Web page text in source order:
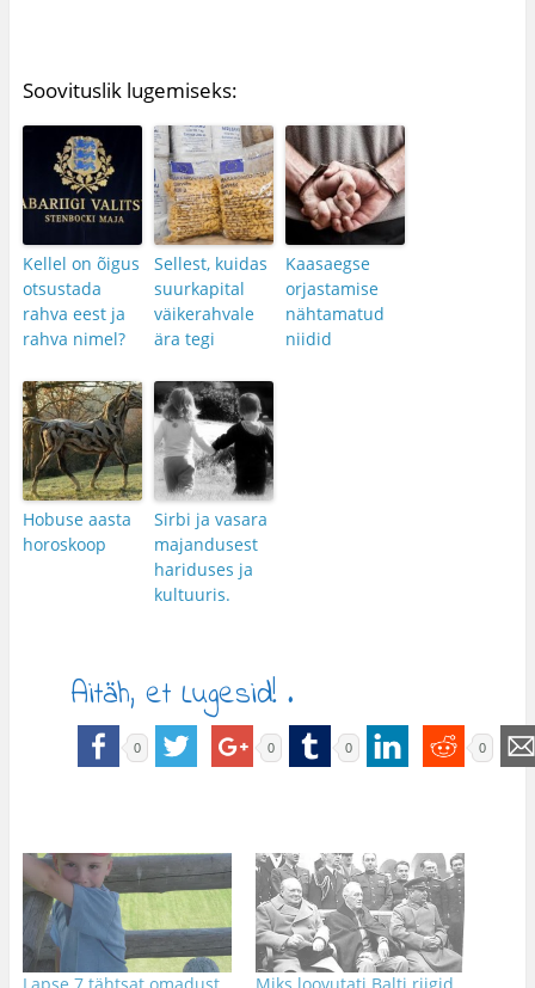
Soovituslik lugemiseks:
Kellel on õigus
otsustada
rahva eest ja
rahva nimel?
Sellest, kuidas
suurkapital
väikerahvale
ära tegi
Kaasaegse
orjastamise
nähtamatud
niidid
Hobuse aasta
horoskoop
Sirbi ja vasara
majandusest
hariduses ja
kultuuris.
Aitäh, et Lugesid! .
0 0 0 0